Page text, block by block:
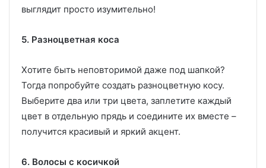
выглядит просто изумительно!
5. Разноцветная коса
Хотите быть неповторимой даже под шапкой?
Тогда попробуйте создать разноцветную косу.
Выберите два или три цвета, заплетите каждый
цвет в отдельную прядь и соедините их вместе –
получится красивый и яркий акцент.
6. Волосы с косичкой